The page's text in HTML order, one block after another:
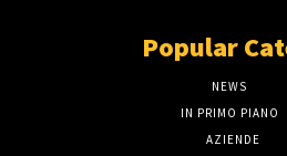
Popular
NEWS
IN PRIMO PIANO
AZIENDE